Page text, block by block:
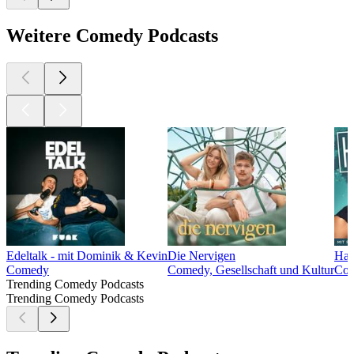
Weitere Comedy Podcasts
Edeltalk - mit Dominik & Kevin
Comedy
Die Nervigen
Comedy, Gesellschaft und Kultur
Trending Comedy Podcasts
Trending Comedy Podcasts